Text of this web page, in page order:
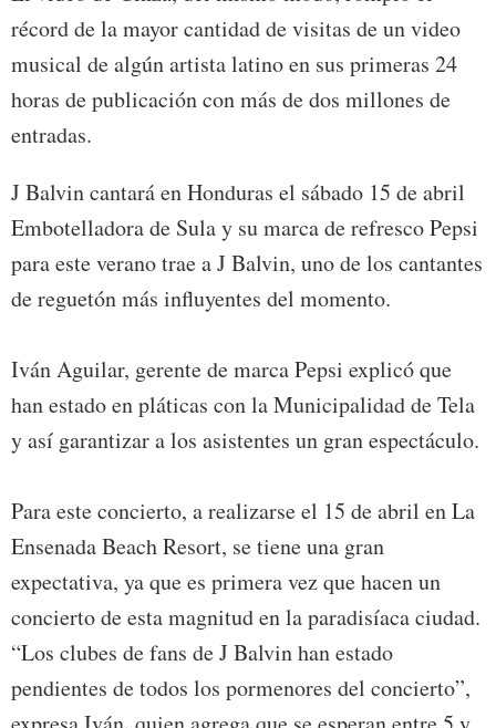
récord de la mayor cantidad de visitas de un video
musical de algún artista latino en sus primeras 24
horas de publicación con más de dos millones de
entradas.
J Balvin cantará en Honduras el sábado 15 de abril
Embotelladora de Sula y su marca de refresco Pepsi
para este verano trae a J Balvin, uno de los cantantes
de reguetón más influyentes del momento.
Iván Aguilar, gerente de marca Pepsi explicó que
han estado en pláticas con la Municipalidad de Tela
y así garantizar a los asistentes un gran espectáculo.
Para este concierto, a realizarse el 15 de abril en La
Ensenada Beach Resort, se tiene una gran
expectativa, ya que es primera vez que hacen un
concierto de esta magnitud en la paradisíaca ciudad.
“Los clubes de fans de J Balvin han estado
pendientes de todos los pormenores del concierto”,